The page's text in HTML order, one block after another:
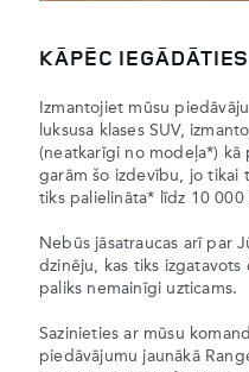
KĀPĒC
Izmantojiet mūsu
luksusa klases SUV,
(neatkarīgi no modeļa*)
garām šo izdevību, jo tikai
tiks palielināta* līdz 10 000
Nebūs jāsatraucas arī par
dzinēju, kas tiks
paliks nemainīgi uzticams.
Sazinieties ar mūsu
piedāvājumu jaunākā